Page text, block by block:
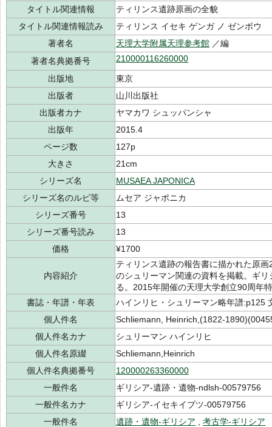
タイトル関連情報
ティリンス遺跡原画の全貌
タイトル関連情報読み
ティリンス イセキ ゲンガ ノ ゼンボウ
著者名
天理大学附属天理参考館 ／編
著者名典拠番号
210000116260000
出版地
東京
出版者
山川出版社
出版者カナ
ヤマカワ シュッパンシャ
出版年
2015.4
ページ数
127p
大きさ
21cm
シリーズ名
MUSAEA JAPONICA
シリーズ名のルビ等
ムセア ジャポニカ
シリーズ番号
13
シリーズ番号読み
13
価格
¥1700
内容紹介
ティリンス遺跡の報告書に描かれた原
のシュリーマン関連の資料を掲載。ギ
る。2015年開催の天理大学創立90周年
書誌・年譜・年表
ハインリヒ・シュリーマン略年譜:p125
個人件名
Schliemann, Heinrich,(1822-
個人件名カナ
シュリーマン ハインリヒ
個人件名原綴
Schliemann,Heinrich
個人件名典拠番号
120000263360000
一般件名
ギリシア-遺跡・遺物-ndlsh-00579756
一般件名カナ
ギリシア-イセキイブツ-00579756
一般件名
遺跡・遺物-ギリシア
考古学-ギリシア